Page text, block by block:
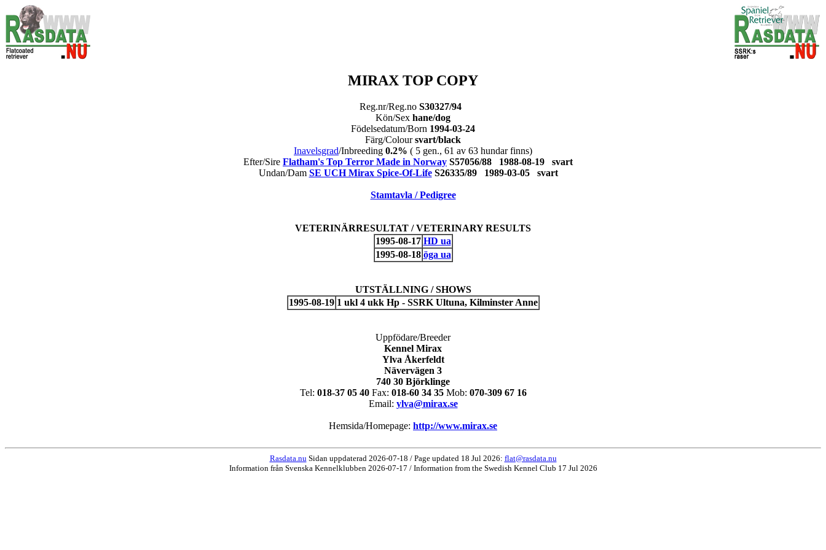
MIRAX TOP COPY
Reg.nr/Reg.no S30327/94
Kön/Sex hane/dog
Födelsedatum/Born 1994-03-24
Färg/Coloursvart/black
Inavelsgrad/Inbreeding 0.2% ( 5 gen., 61 av 63 hundar finns)
Efter/Sire Flatham's Top Terror Made in Norway S57056/88 1988-08-19 svart
Undan/Dam SE UCH Mirax Spice-Of-LifeS26335/89 1989-03-05 svart
Stamtavla / Pedigree
VETERINÄRRESULTAT / VETERINARY RESULTS
1995-08-17 HD ua
1995-08-18 öga ua
UTSTÄLLNING / SHOWS
1995-08-19 1 ukl 4 ukk Hp - SSRK Ultuna, Kilminster Anne
Uppfödare/Breeder
Kennel Mirax
Ylva Åkerfeldt
Nävervägen 3
740 30 Björklinge
Tel: 018-37 05 40Fax: 018-60 34 35Mob: 070-309 67 16
Email: ylva@mirax.se
Hemsida/Homepage: http://www.mirax.se
Rasdata.nu Sidan uppdaterad 2026-07-18 / Page updated 18 Jul 2026: flat@rasdata.nu
Information från Svenska Kennelklubben 2026-07-17 / Information from the Swedish Kennel Club 17 Jul 2026